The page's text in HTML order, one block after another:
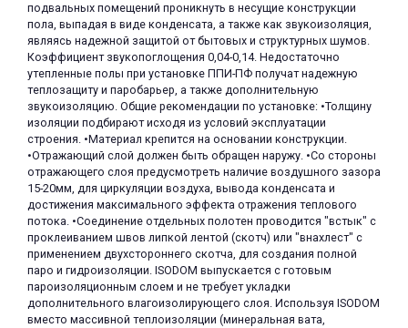
подвальных помещений проникнуть в несущие конструкции
пола, выпадая в виде конденсата, а также как звукоизоляция,
являясь надежной защитой от бытовых и структурных шумов.
Коэффициент звукопоглощения 0,04-0,14. Недостаточно
утепленные полы при установке ППИ-ПФ получат надежную
теплозащиту и паробарьер, а также дополнительную
звукоизоляцию. Общие рекомендации по установке: •Толщину
изоляции подбирают исходя из условий эксплуатации
строения. •Материал крепится на основании конструкции.
•Отражающий слой должен быть обращен наружу. •Со стороны
отражающего слоя предусмотреть наличие воздушного зазора
15-20мм, для циркуляции воздуха, вывода конденсата и
достижения максимального эффекта отражения теплового
потока. •Соединение отдельных полотен проводится "встык" с
проклеиванием швов липкой лентой (скотч) или "внахлест" с
применением двухстороннего скотча, для создания полной
паро и гидроизоляции. ISODOM выпускается с готовым
пароизоляционным слоем и не требует укладки
дополнительного влагоизолирующего слоя. Используя ISODOM
вместо массивной теплоизоляции (минеральная вата,
раз в 2 недели